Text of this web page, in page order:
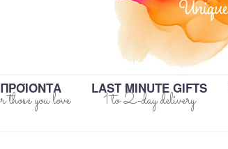
ΠΡΟΪΌΝΤΑ LAST MINUTE GIFTS